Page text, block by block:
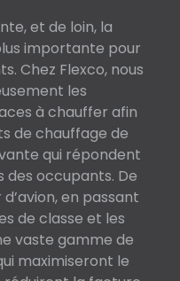
et de loin, la
importante pour
Chez Flexco, nous
les
à chauffer afin
de chauffage de
qui répondent
occupants. De
en passant
de classe et les
vaste gamme de
maximiseront le